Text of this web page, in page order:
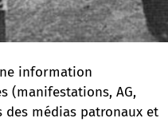
information
(manifestations, AG,
médias patronaux et